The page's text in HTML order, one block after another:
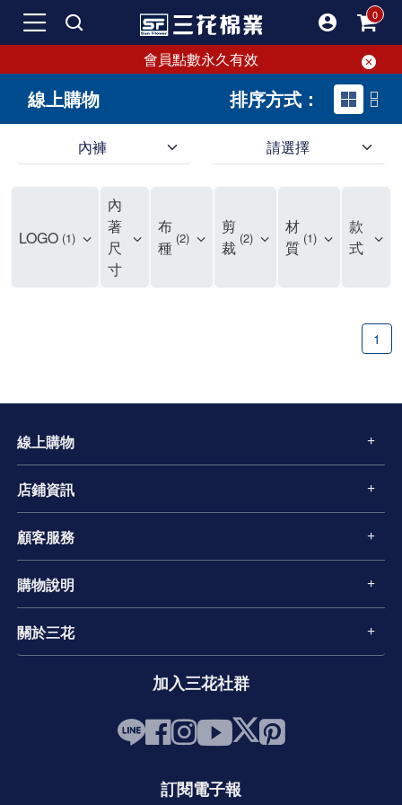
會員點數永久有效
線上購物 排序方式：
內褲 請選擇
LOGO 1
內
著
尺
寸
布
種 2
剪
裁 2
材
質 1
款
式
1
線上購物
店鋪資訊
顧客服務
購物說明
關於三花
加入三花社群
訂閱電子報